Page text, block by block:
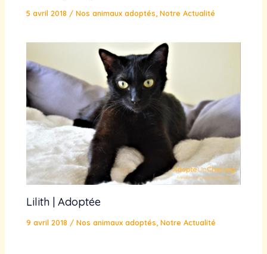
5 avril 2018 /Nos animaux adoptés,Notre Actualité
Lilith | Adoptée
9 avril 2018 /Nos animaux adoptés,Notre Actualité